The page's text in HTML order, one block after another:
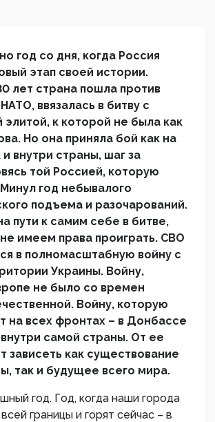
год со дня, когда Россия
этап своей истории.
лет страна пошла против
ввязалась в битву с
элитой, к которой не была как
Но она приняла бой как на
внутри страны, шаг за
той Россией, которую
год небывалого
подъема и разочарований.
пути к самим себе в битве,
имеем права проиграть. СВО
в полномасштабную войну с
Украины. Войну,
не было со времен
Войну, которую
на всех фронтах – в Донбассе
самой страны. От ее
зависеть как существование
так и будущее всего мира.
год. Год, когда наши города
границы и горят сейчас – в